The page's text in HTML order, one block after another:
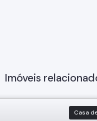
Imóveis
Casa